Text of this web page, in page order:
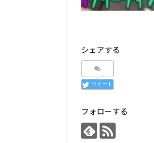
シェアする
ツイート
フォローする